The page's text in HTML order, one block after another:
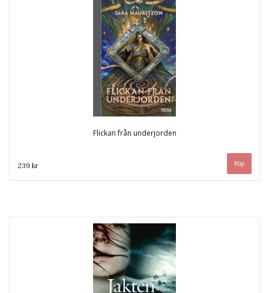
Flickan från underjorden
239 kr